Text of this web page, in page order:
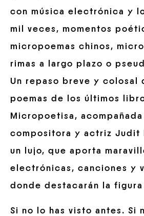
con música electrónica y
mil veces, momentos
micropoemas chinos,
rimas a largo plazo o
Un repaso breve y colosal
poemas de los últimos
Micropoetisa,
compositora y actriz Judit
un lujo, que aporta
electrónicas, canciones y
donde destacarán la
Si no lo has visto antes. Si